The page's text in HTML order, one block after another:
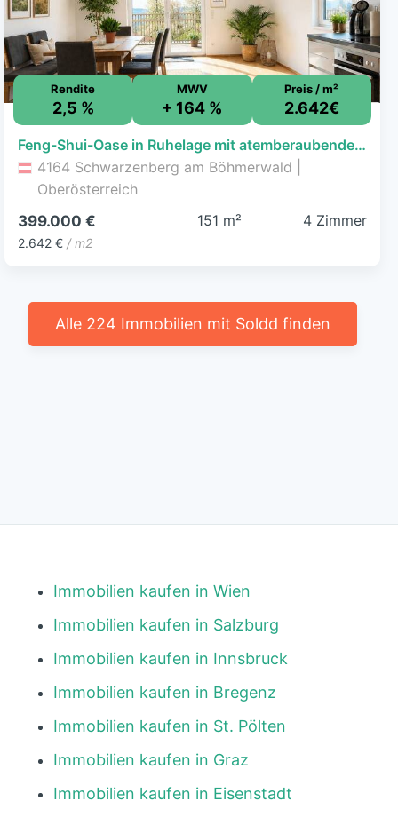
Rendite
2,5 %
MWV
+ 164 %
Preis / m²
2.642€
Feng-Shui-Oase in Ruhelage mit atemberaubendem Weitblick
4164 Schwarzenberg am Böhmerwald |
Oberösterreich
399.000 €
2.642 € / m2
151 m² 4 Zimmer
Alle 224 Immobilien mit Soldd finden
Immobilien kaufen in Wien
Immobilien kaufen in Salzburg
Immobilien kaufen in Innsbruck
Immobilien kaufen in Bregenz
Immobilien kaufen in St. Pölten
Immobilien kaufen in Graz
Immobilien kaufen in Eisenstadt